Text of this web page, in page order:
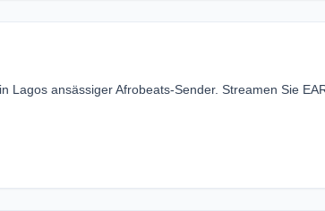
Lagos ansässiger Afrobeats-Sender. Streamen Sie